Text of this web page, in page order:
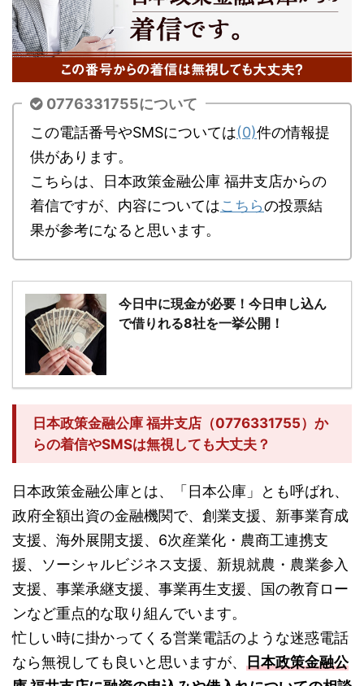
0776331755について
この電話番号やSMSについては(0)件の情報提
供があります。
こちらは、日本政策金融公庫 福井支店からの
着信ですが、内容についてはこちらの投票結
果が参考になると思います。
今日中に現金が必要！今日申し込ん
で借りれる8社を一挙公開！
日本政策金融公庫 福井支店（0776331755）か
らの着信やSMSは無視しても大丈夫？
日本政策金融公庫とは、「日本公庫」とも呼ばれ、
政府全額出資の金融機関で、創業支援、新事業育成
支援、海外展開支援、6次産業化・農商工連携支
援、ソーシャルビジネス支援、新規就農・農業参入
支援、事業承継支援、事業再生支援、国の教育ロー
ンなど重点的な取り組んでいます。
忙しい時に掛かってくる営業電話のような迷惑電話
なら無視しても良いと思いますが、 日本政策金融公